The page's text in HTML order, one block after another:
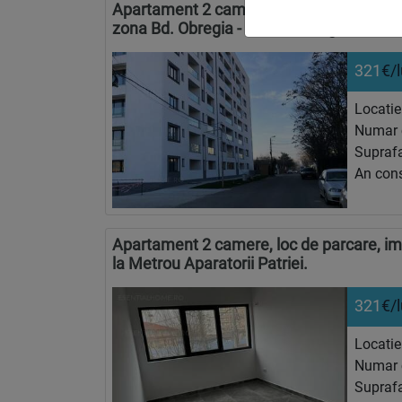
Apartament 2 camere, Loc Parcare,
zona Bd. Obregia - Bd. Metalurgiei.
321 €/
Numar
An
Apartament 2 camere, loc de parcare,
la Metrou Aparatorii Patriei.
321 €/
Numar